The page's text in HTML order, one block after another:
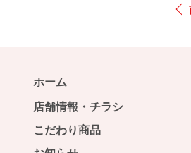
ホーム
店舗情報・チラシ
こだわり商品